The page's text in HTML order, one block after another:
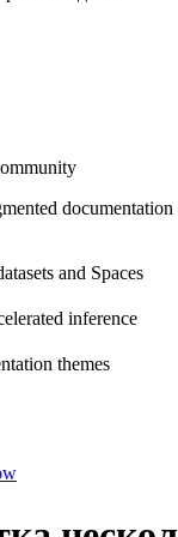
and Spaces
inference
themes